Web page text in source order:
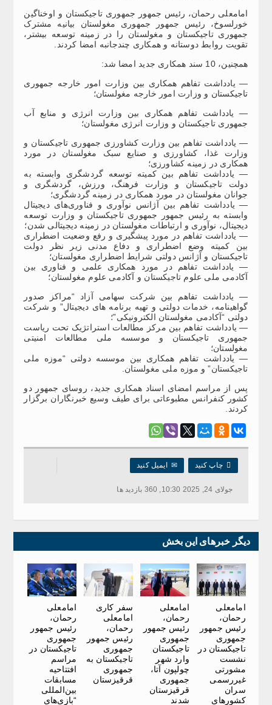
امامعلی رحمان، رئیس جمهور جمهوری تاجیکستان و اوخناگین
خورلسوخ، رئیس جمهور جمهوری مغولستان بیانیه مشترک
جمهوری تاجیکستان و مغولستان را در زمینه توسعه بیشتر،
تقویت روابط دوستانه و همکاری چندجانبه امضا کردند.
همچنین، 10 سند همکاری جدید امضا شد:
— یادداشت تفاهم همکاری بین وزارت امور خارجه جمهوری
تاجیکستان و وزارت امور خارجه مغولستان؛
— یادداشت تفاهم همکاری بین وزارت انرژی و منابع آب
جمهوری تاجیکستان و وزارت انرژی مغولستان؛
— یادداشت تفاهم بین وزارت کشاورزی جمهوری تاجیکستان و
وزارت غذا، کشاورزی و صنایع سبک مغولستان در مورد
همکاری در زمینه کشاورزی؛
— یادداشت تفاهم بین کمیته توسعه گردشگری وابسته به
دولت تاجیکستان و وزارت فرهنگ، ورزش، گردشگری و
جوانان مغولستان در مورد همکاری در زمینه گردشگری؛
— یادداشت تفاهم بین آژانس نوآوری و فناوری‌های دیجیتال
وابسته به رئیس جمهور جمهوری تاجیکستان و وزارت توسعه
دیجیتال، نوآوری و ارتباطات مغولستان در زمینه دیجیتالی شدن؛
— یادداشت تفاهم در مورد پیشگیری و رفع وضعیت اضطراری
بین کمیته وضع اضطراری و دفاع مدنی زیر نظر دولت
تاجیکستان و آژانس دولتی شرایط اضطراری مغولستان؛
— یادداشت تفاهم در مورد همکاری علمی و فناوری بین
آکادمی ملی علوم تاجیکستان و آکادمی علوم مغولستان؛
— یادداشت تفاهم بین شرکت سهامی آزاد “مراکز صدور
گواهینامه، خدمات دولتی و تهیه برنامه های دیجیتال” و شرکت
دولتی “آکادمی مغولستان الکترونیکی”؛
— یادداشت تفاهم بین مرکز مطالعات استراتژیک تحت ریاست
جمهوری تاجیکستان و موسسه ملی مطالعات امنیتی
مغولستان؛
— یادداشت تفاهم همکاری بین موسسه دولتی “موزه ملی
تاجیکستان” و موزه ملی مغولستان.
پس از مراسم امضای اسناد همکاری جدید، روسای جمهور دو
کشور کنفرانس مطبوعاتی برای طیف وسیع خبرنگاران برگزار
کردند.
 چاپ کنید ✉ایمیل کنید
جولای 24, 2025 10:30, 360 بازدید ها
دیگر خبرهای این بخش
امامعلی
رحمان،
رئیس جمهور
جمهوری
تاجیکستان در
نشست
مشورتی
غیررسمی
سران
کشورهای
امامعلی
رحمان،
رئیس جمهور
جمهوری
تاجیکستان
وارد شهر
چولپون آتا،
جمهوری
قرقیزستان
شدند
سفر کاری
امامعلی
رحمان،
رئیس جمهور
جمهوری
تاجیکستان به
جمهوری
قرقیزستان
امامعلی
رحمان،
رئیس جمهور
جمهوری
تاجیکستان در
مراسم
افتتاحیه
مسابقات
بین‌المللی
“بازی‌های